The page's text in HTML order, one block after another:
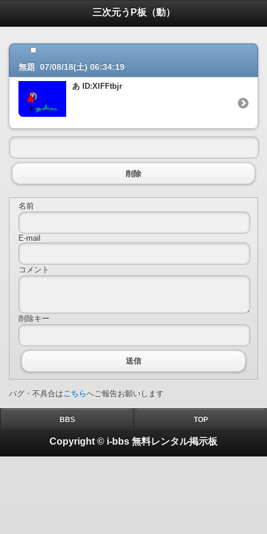
三次元うP板（動）
無題 07/08/18(土) 06:34:19
あ ID:XlFFtbjr
削除
名前
E-mail
コメント
削除キー
送信
バグ・不具合はこちらへご報告お願いします
BBS TOP
Copyright © i-bbs 無料レンタル掲示板